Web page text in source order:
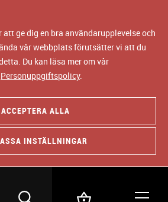
ge dig en bra användarupplevelse och
vår webbplats förutsätter vi att du
Du kan läsa mer om vår
Personuppgiftspolicy.
ACCEPTERA ALLA
INSTÄLLNINGAR